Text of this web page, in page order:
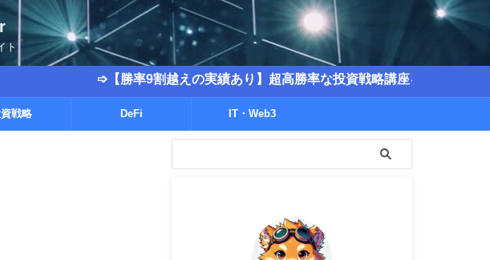
ト
➩【勝率9割越えの実績あり】超高勝率な投資戦略講座を販売中！
戦略 DeFi IT・Web3